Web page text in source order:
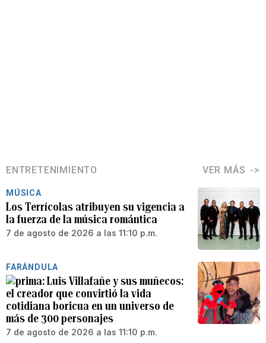
ENTRETENIMIENTO VER MÁS
MÚSICA
Los Terrícolas atribuyen su vigencia a
la fuerza de la música romántica
7 de agosto de 2026 a las 11:10 p.m.
FARÁNDULA
Luis Villafañe y sus muñecos:
el creador que convirtió la vida
cotidiana boricua en un universo de
más de 300 personajes
7 de agosto de 2026 a las 11:10 p.m.